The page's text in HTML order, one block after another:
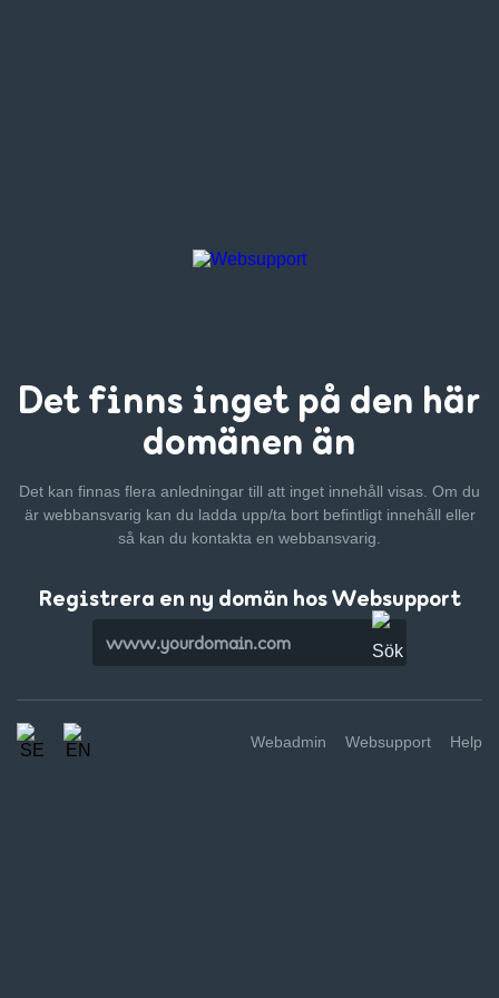
Det finns inget på den här
domänen än
Det kan finnas flera anledningar till att inget innehåll visas. Om du
är webbansvarig kan du ladda upp/ta bort befintligt innehåll eller
så kan du kontakta en webbansvarig.
Registrera en ny domän hos Websupport
Webadmin Websupport Help